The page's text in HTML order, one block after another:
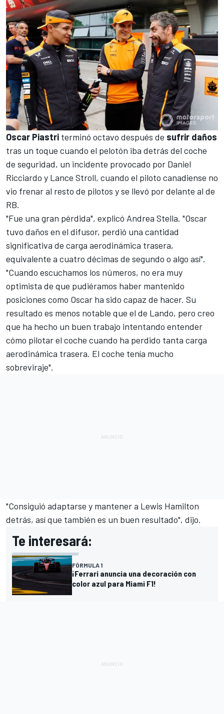
Oscar Piastri terminó octavo después de sufrir daños
tras un toque cuando el pelotón iba detrás del coche
de seguridad, un incidente provocado por Daniel
Ricciardo y Lance Stroll, cuando el piloto canadiense no
vio frenar al resto de pilotos y se llevó por delante al de
RB.
"Fue una gran pérdida", explicó Andrea Stella. "Oscar
tuvo daños en el difusor, perdió una cantidad
significativa de carga aerodinámica trasera,
equivalente a cuatro décimas de segundo o algo así".
"Cuando escuchamos los números, no era muy
optimista de que pudiéramos haber mantenido
posiciones como Oscar ha sido capaz de hacer. Su
resultado es menos notable que el de Lando, pero creo
que ha hecho un buen trabajo intentando entender
cómo pilotar el coche cuando ha perdido tanta carga
aerodinámica trasera. El coche tenía mucho
sobreviraje".
"Consiguió adaptarse y mantener a Lewis Hamilton
detrás, así que también es un buen resultado", dijo.
Te interesará:
FÓRMULA 1
¡Ferrari anuncia una decoración con
color azul para Miami F1!